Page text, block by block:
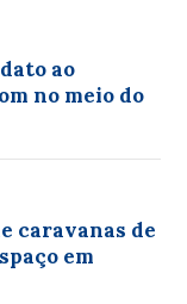
ao
no meio do
caravanas de
em